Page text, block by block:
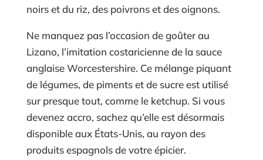
noirs et du riz, des poivrons et des oignons.
Ne manquez pas l’occasion de goûter au
Lizano, l’imitation costaricienne de la sauce
anglaise Worcestershire. Ce mélange piquant
de légumes, de piments et de sucre est utilisé
sur presque tout, comme le ketchup. Si vous
devenez accro, sachez qu’elle est désormais
disponible aux États-Unis, au rayon des
produits espagnols de votre épicier.